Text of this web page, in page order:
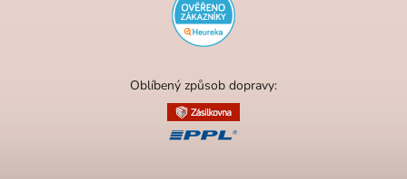
Oblíbený způsob dopravy: